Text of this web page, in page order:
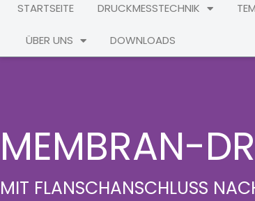
STARTSEITE DRUCKMESSTECHNIK
ÜBER UNS DOWNLOADS
MEMBRAN-
MIT FLANSCHANSCHLUSS